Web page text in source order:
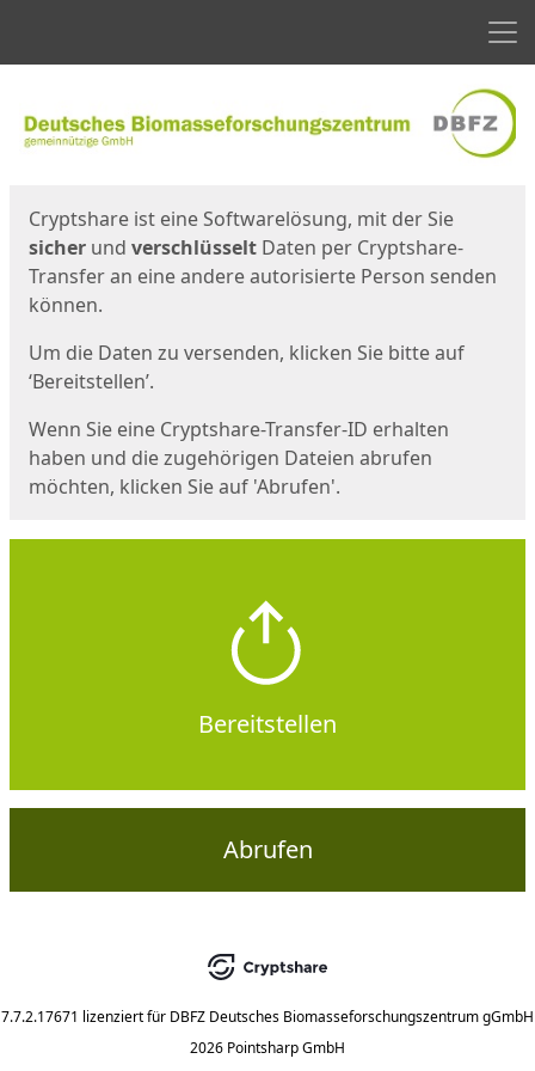
Cryptshare ist eine Softwarelösung, mit der Sie
sicher und verschlüsselt Daten per Cryptshare-
Transfer an eine andere autorisierte Person senden
können.
Um die Daten zu versenden, klicken Sie bitte auf
‘Bereitstellen’.
Wenn Sie eine Cryptshare-Transfer-ID erhalten
haben und die zugehörigen Dateien abrufen
möchten, klicken Sie auf 'Abrufen'.
Bereitstellen
Abrufen
7.7.2.17671 lizenziert für DBFZ Deutsches Biomasseforschungszentrum gGmbH
2026 Pointsharp GmbH